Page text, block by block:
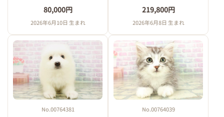
80,000円
2026年6月10日 生まれ
219,800円
2026年6月8日 生まれ
No.00764381 No.00764039